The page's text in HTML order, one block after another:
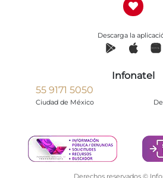
Descarga la
Infonatel
55 9171 5050
Ciudad de México
Derechos reservados ©